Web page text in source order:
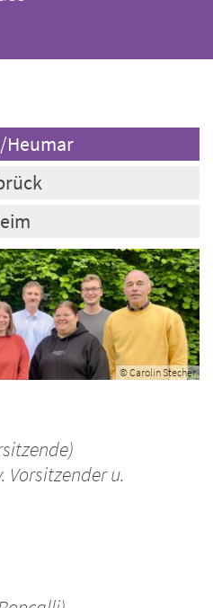
Heumar
© Carolin Stecher
Vorsitzender u.